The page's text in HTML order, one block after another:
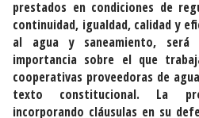
prestados en condiciones de
continuidad, igualdad, calidad y
al agua y saneamiento,
importancia sobre el que
cooperativas proveedoras de
texto constitucional. La
incorporando cláusulas en su